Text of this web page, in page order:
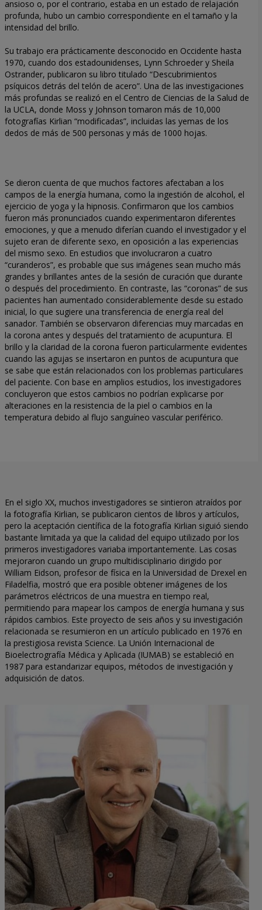
ansioso o, por el contrario, estaba en un estado de relajación
profunda, hubo un cambio correspondiente en el tamaño y la
intensidad del brillo.
Su trabajo era prácticamente desconocido en Occidente hasta
1970, cuando dos estadounidenses, Lynn Schroeder y Sheila
Ostrander, publicaron su libro titulado “Descubrimientos
psíquicos detrás del telón de acero”. Una de las investigaciones
más profundas se realizó en el Centro de Ciencias de la Salud de
la UCLA, donde Moss y Johnson tomaron más de 10,000
fotografías Kirlian “modificadas”, incluidas las yemas de los
dedos de más de 500 personas y más de 1000 hojas.
Se dieron cuenta de que muchos factores afectaban a los
campos de la energía humana, como la ingestión de alcohol, el
ejercicio de yoga y la hipnosis. Confirmaron que los cambios
fueron más pronunciados cuando experimentaron diferentes
emociones, y que a menudo diferían cuando el investigador y el
sujeto eran de diferente sexo, en oposición a las experiencias
del mismo sexo. En estudios que involucraron a cuatro
“curanderos”, es probable que sus imágenes sean mucho más
grandes y brillantes antes de la sesión de curación que durante
o después del procedimiento. En contraste, las “coronas” de sus
pacientes han aumentado considerablemente desde su estado
inicial, lo que sugiere una transferencia de energía real del
sanador. También se observaron diferencias muy marcadas en
la corona antes y después del tratamiento de acupuntura. El
brillo y la claridad de la corona fueron particularmente evidentes
cuando las agujas se insertaron en puntos de acupuntura que
se sabe que están relacionados con los problemas particulares
del paciente. Con base en amplios estudios, los investigadores
concluyeron que estos cambios no podrían explicarse por
alteraciones en la resistencia de la piel o cambios en la
temperatura debido al flujo sanguíneo vascular periférico.
En el siglo XX, muchos investigadores se sintieron atraídos por
la fotografía Kirlian, se publicaron cientos de libros y artículos,
pero la aceptación científica de la fotografía Kirlian siguió siendo
bastante limitada ya que la calidad del equipo utilizado por los
primeros investigadores variaba importantemente. Las cosas
mejoraron cuando un grupo multidisciplinario dirigido por
William Eidson, profesor de física en la Universidad de Drexel en
Filadelfia, mostró que era posible obtener imágenes de los
parámetros eléctricos de una muestra en tiempo real,
permitiendo para mapear los campos de energía humana y sus
rápidos cambios. Este proyecto de seis años y su investigación
relacionada se resumieron en un artículo publicado en 1976 en
la prestigiosa revista Science. La Unión Internacional de
Bioelectrografía Médica y Aplicada (IUMAB) se estableció en
1987 para estandarizar equipos, métodos de investigación y
adquisición de datos.